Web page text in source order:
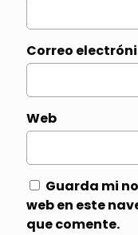
Correo
Web
Guarda mi
web en este
que comente.